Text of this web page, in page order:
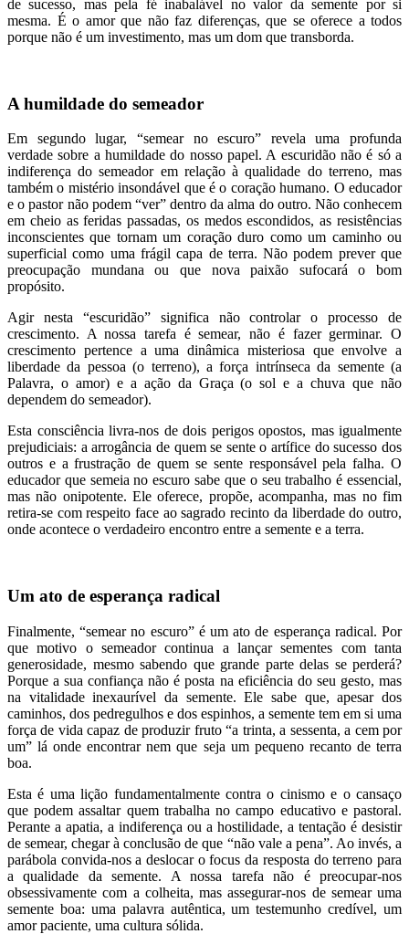
de sucesso, mas pela fé inabalável no valor da semente por si
mesma. É o amor que não faz diferenças, que se oferece a todos
porque não é um investimento, mas um dom que transborda.
A humildade do semeador
Em segundo lugar, “semear no escuro” revela uma profunda
verdade sobre a humildade do nosso papel. A escuridão não é só a
indiferença do semeador em relação à qualidade do terreno, mas
também o mistério insondável que é o coração humano. O educador
e o pastor não podem “ver” dentro da alma do outro. Não conhecem
em cheio as feridas passadas, os medos escondidos, as resistências
inconscientes que tornam um coração duro como um caminho ou
superficial como uma frágil capa de terra. Não podem prever que
preocupação mundana ou que nova paixão sufocará o bom
propósito.
Agir nesta “escuridão” significa não controlar o processo de
crescimento. A nossa tarefa é semear, não é fazer germinar. O
crescimento pertence a uma dinâmica misteriosa que envolve a
liberdade da pessoa (o terreno), a força intrínseca da semente (a
Palavra, o amor) e a ação da Graça (o sol e a chuva que não
dependem do semeador).
Esta consciência livra-nos de dois perigos opostos, mas igualmente
prejudiciais: a arrogância de quem se sente o artífice do sucesso dos
outros e a frustração de quem se sente responsável pela falha. O
educador que semeia no escuro sabe que o seu trabalho é essencial,
mas não onipotente. Ele oferece, propõe, acompanha, mas no fim
retira-se com respeito face ao sagrado recinto da liberdade do outro,
onde acontece o verdadeiro encontro entre a semente e a terra.
Um ato de esperança radical
Finalmente, “semear no escuro” é um ato de esperança radical. Por
que motivo o semeador continua a lançar sementes com tanta
generosidade, mesmo sabendo que grande parte delas se perderá?
Porque a sua confiança não é posta na eficiência do seu gesto, mas
na vitalidade inexaurível da semente. Ele sabe que, apesar dos
caminhos, dos pedregulhos e dos espinhos, a semente tem em si uma
força de vida capaz de produzir fruto “a trinta, a sessenta, a cem por
um” lá onde encontrar nem que seja um pequeno recanto de terra
boa.
Esta é uma lição fundamentalmente contra o cinismo e o cansaço
que podem assaltar quem trabalha no campo educativo e pastoral.
Perante a apatia, a indiferença ou a hostilidade, a tentação é desistir
de semear, chegar à conclusão de que “não vale a pena”. Ao invés, a
parábola convida-nos a deslocar o focus da resposta do terreno para
a qualidade da semente. A nossa tarefa não é preocupar-nos
obsessivamente com a colheita, mas assegurar-nos de semear uma
semente boa: uma palavra autêntica, um testemunho credível, um
amor paciente, uma cultura sólida.